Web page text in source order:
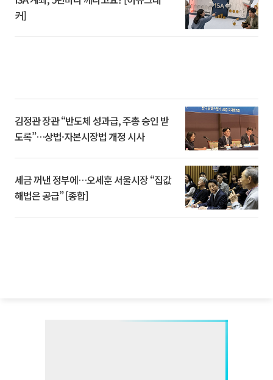
커]
김정관 장관 “반도체 성과급, 주총 승인 받
도록”…상법·자본시장법 개정 시사
세금 꺼낸 정부에…오세훈 서울시장 “집값
해법은 공급” [종합]